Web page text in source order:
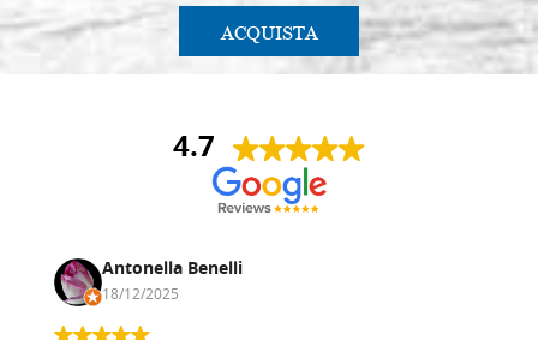
ACQUISTA
4.7
Antonella Benelli
18/12/2025